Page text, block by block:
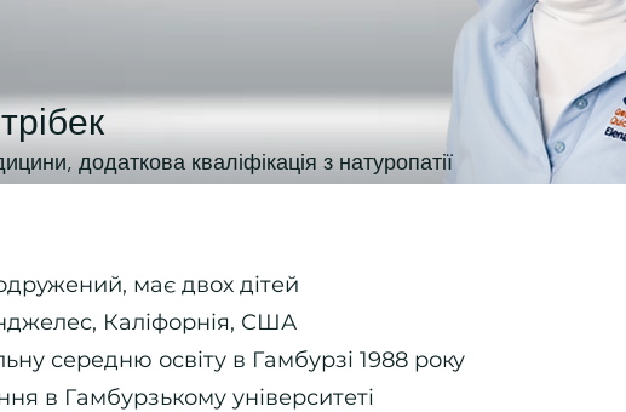
додаткова кваліфікація з натуропатії
має двох дітей
Каліфорнія, США
середню освіту в Гамбурзі 1988 року
в Гамбурзькому університеті